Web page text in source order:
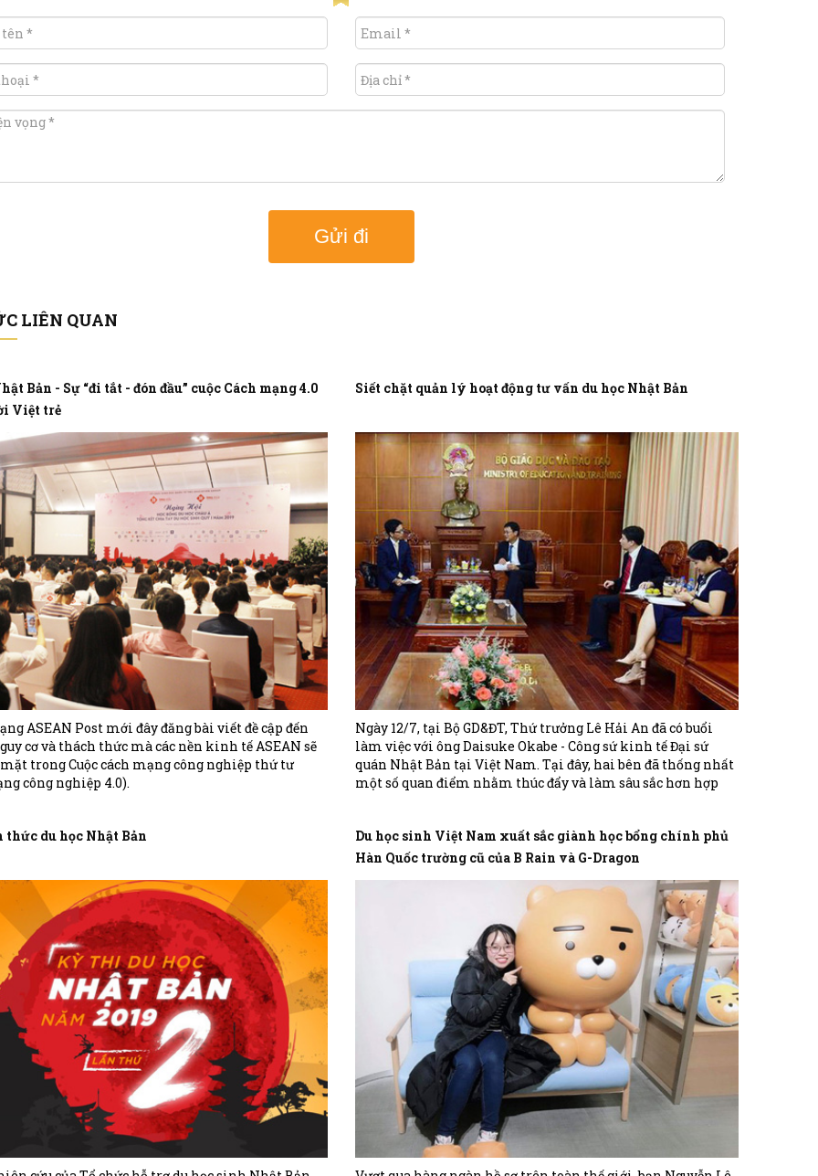
của Tổ chức hỗ trợ
Bản - JASSO đã chỉ
du học sinh quốc tế
các trường đại học tại
trường ngôn ngữ
đó Việt Nam là quốc
du học sinh đứng thứ
du học sinh
Nam xuất sắc
chính phủ Hàn Quốc
Rain và G-Dragon
ngàn hồ sơ trên toàn
Lê Thanh Thúy
xuất sắc là
duy nhất giành
phần Chính phủ Hàn
là nơi sản sinh ra
Gửi đi
LIÊN QUAN
Bản - Sự “đi tắt - đón đầu” cuộc Cách mạng 4.0
Việt trẻ
ASEAN Post mới đây đăng bài viết đề cập đến
cơ và thách thức mà các nền kinh tế ASEAN sẽ
trong Cuộc cách mạng công nghiệp thứ tư
công nghiệp 4.0).
Siết chặt quản lý hoạt động tư vấn du học Nhật Bản
Ngày 12/7, tại Bộ GD&ĐT, Thứ trưởng Lê Hải An đã có buổi
làm việc với ông Daisuke Okabe - Công sứ kinh tế Đại sứ
quán Nhật Bản tại Việt Nam. Tại đây, hai bên đã thống nhất
một số quan điểm nhằm thúc đẩy và làm sâu sắc hơn hợp
thức du học Nhật Bản
Du học sinh Việt Nam xuất sắc giành học bổng chính phủ
Hàn Quốc trường cũ của B Rain và G-Dragon